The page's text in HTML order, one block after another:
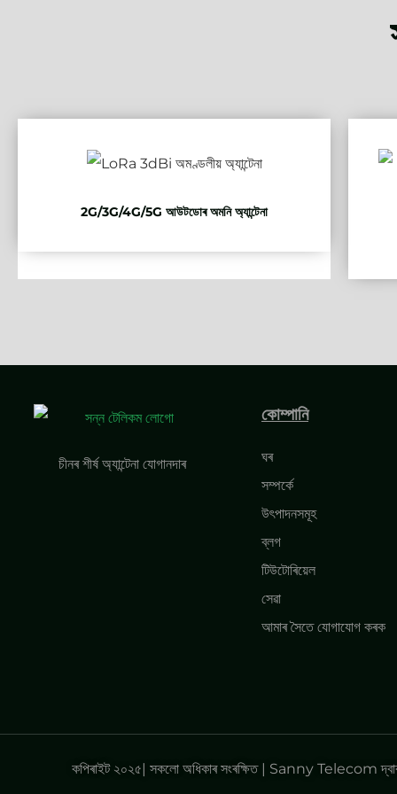
2G/3G/4G/5G আউটডোৰ অমনি অ্যান্টেনা
চীনৰ শীৰ্ষ অ্যান্টেনা যোগানদাৰ
কোম্পানি
ঘৰ
সম্পৰ্কে
উৎপাদনসমূহ
ব্লগ
টিউটোৰিয়েল
সেৱা
আমাৰ সৈতে যোগাযোগ কৰক
কপিৰাইট ২০২৫| সকলো অধিকাৰ সংৰক্ষিত | Sanny Telecom